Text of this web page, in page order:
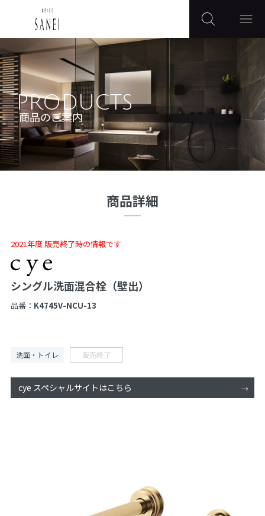
PRODUCTS
商品のご案内
商品詳細
2021年度 販売終了時の情報です
シングル洗面混合栓（壁出）
品番： K4745V-NCU-13
洗面・トイレ 販売終了
cye スペシャルサイトはこちら